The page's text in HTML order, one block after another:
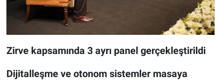
Zirve kapsamında 3 ayrı panel gerçekleştirildi
Dijitalleşme ve otonom sistemler masaya